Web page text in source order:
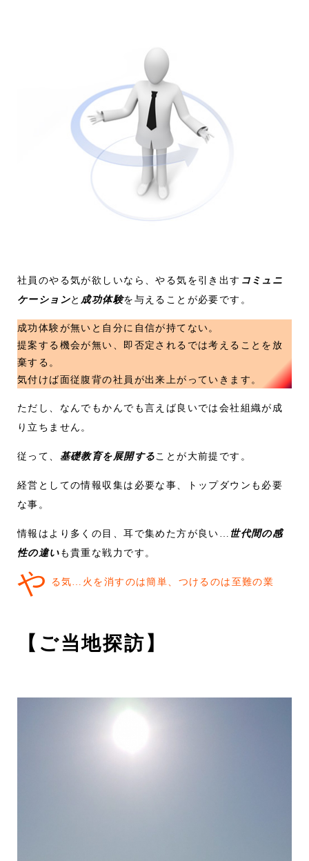
社員のやる気が欲しいなら、やる気を引き出す コミュニ
ケーションと成功体験を与えることが必要です。
成功体験が無いと自分に自信が持てない。
提案する機会が無い、即否定されるでは考えることを放
棄する。
気付けば面従腹背の社員が出来上がっていきます。
ただし、なんでもかんでも言えば良いでは会社組織が成
り立ちません。
従って、 基礎教育を展開することが大前提です。
経営としての情報収集は必要な事、トップダウンも必要
な事。
情報はより多くの目、耳で集めた方が良い…
世代間の感
性の違いも貴重な戦力です。
や る気…火を消すのは簡単、つけるのは至難の業
【ご当地探訪】